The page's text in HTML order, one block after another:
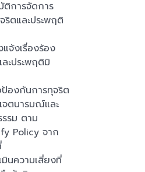
ติการจัดการ
ริตและประพฤติ
จ้งเรื่องร้อง
ะประพฤติมิ
องกันการทุจริต
จตนารมณ์และ
รม ตาม
Policy จาก
มินความเสี่ยงที่